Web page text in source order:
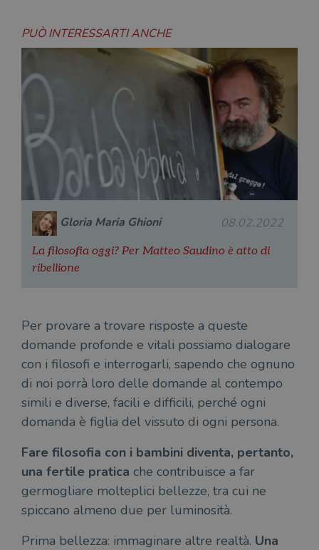
PUÒ INTERESSARTI ANCHE
Gloria Maria Ghioni 08.02.2022
La filosofia oggi? Per Matteo Saudino è atto di
ribellione
Per provare a trovare risposte a queste
domande profonde e vitali possiamo dialogare
con i filosofi e interrogarli, sapendo che ognuno
di noi porrà loro delle domande al contempo
simili e diverse, facili e difficili, perché ogni
domanda è figlia del vissuto di ogni persona.
Fare filosofia con i bambini diventa, pertanto,
una fertile pratica che contribuisce a far
germogliare molteplici bellezze, tra cui ne
spiccano almeno due per luminosità.
Prima bellezza: immaginare altre realtà. Una